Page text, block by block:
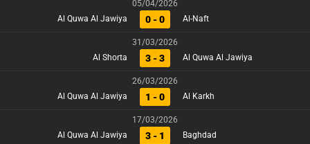
05/04/2026
Al Quwa Al Jawiya
0 - 0 Al-Naft
31/03/2026
Al Shorta
3 - 3 Al Quwa Al Jawiya
26/03/2026
Al Quwa Al Jawiya
1 - 0 Al Karkh
17/03/2026
Al Quwa Al Jawiya
3 - 1 Baghdad